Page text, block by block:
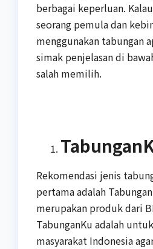
berbagai keperluan.
seorang pemula dan
menggunakan tabungan
simak penjelasan di
salah memilih.
Rekomendasi jenis
pertama adalah
merupakan produk dari
TabunganKu adalah
masyarakat Indonesia